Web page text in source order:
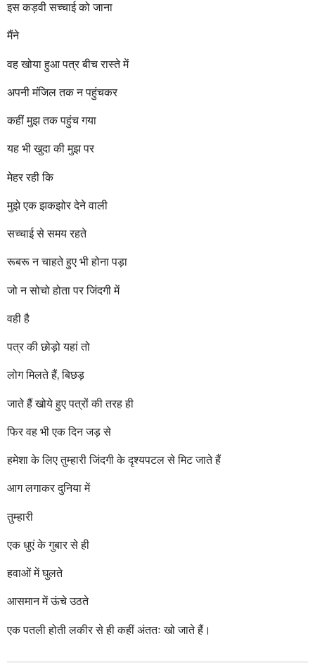
इस कड़वी सच्चाई को जाना
मैंने
वह खोया हुआ पत्र बीच रास्ते में
अपनी मंजिल तक न पहुंचकर
कहीं मुझ तक पहुंच गया
यह भी खुदा की मुझ पर
मेहर रही कि
मुझे एक झकझोर देने वाली
सच्चाई से समय रहते
रूबरू न चाहते हुए भी होना पड़ा
जो न सोचो होता पर जिंदगी में
वही है
पत्र की छोड़ो यहां तो
लोग मिलते हैं, बिछड़
जाते हैं खोये हुए पत्रों की तरह ही
फिर वह भी एक दिन जड़ से
हमेशा के लिए तुम्हारी जिंदगी के दृश्यपटल से मिट जाते हैं
आग लगाकर दुनिया में
तुम्हारी
एक धुएं के गुबार से ही
हवाओं में घुलते
आसमान में ऊंचे उठते
एक पतली होती लकीर से ही कहीं अंततः खो जाते हैं।